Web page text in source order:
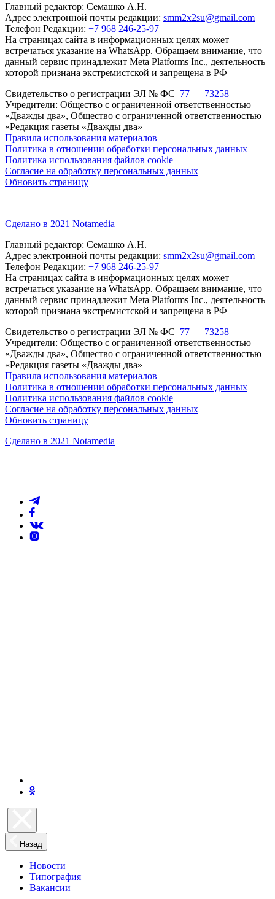
Главный редактор: Семашко А.Н.
Адрес электронной почты редакции: smm2x2su@gmail.com
Телефон Редакции: +7 968 246-25-97
На страницах сайта в информационных целях может
встречаться указание на WhatsApp. Обращаем внимание, что
данный сервис принадлежит Meta Platforms Inc., деятельность
которой признана экстремистской и запрещена в РФ
Свидетельство о регистрации ЭЛ № ФС 77 — 73258
Учредители: Общество с ограниченной ответственностью
«Дважды два», Общество с ограниченной ответственностью
«Редакция газеты «Дважды два»
Правила использования материалов
Политика в отношении обработки персональных данных
Политика использования файлов cookie
Согласие на обработку персональных данных
Обновить страницу
Сделано в 2021 Notamedia
Главный редактор: Семашко А.Н.
Адрес электронной почты редакции: smm2x2su@gmail.com
Телефон Редакции: +7 968 246-25-97
На страницах сайта в информационных целях может
встречаться указание на WhatsApp. Обращаем внимание, что
данный сервис принадлежит Meta Platforms Inc., деятельность
которой признана экстремистской и запрещена в РФ
Свидетельство о регистрации ЭЛ № ФС 77 — 73258
Учредители: Общество с ограниченной ответственностью
«Дважды два», Общество с ограниченной ответственностью
«Редакция газеты «Дважды два»
Правила использования материалов
Политика в отношении обработки персональных данных
Политика использования файлов cookie
Согласие на обработку персональных данных
Обновить страницу
Сделано в 2021 Notamedia
Назад
Новости
Типография
Вакансии